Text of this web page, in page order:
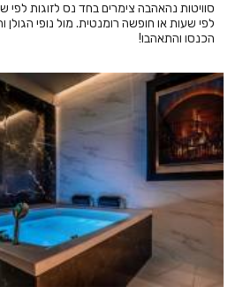
סוויטות נהאהבה צימרים בחד נס לזוגות
לפי שעות או חופשה רומנטית. מול נופי הגולן
הכנסו והתאהבו!